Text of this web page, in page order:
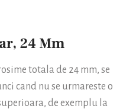
24 Mm
totala de 24 mm, se
cand nu se urmareste o
de exemplu la